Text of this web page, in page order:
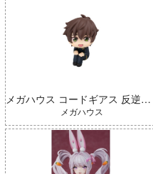
メガハウス コードギアス 反逆のルルーシュ るかっぷ 枢木スザク 完成品
メガハウス